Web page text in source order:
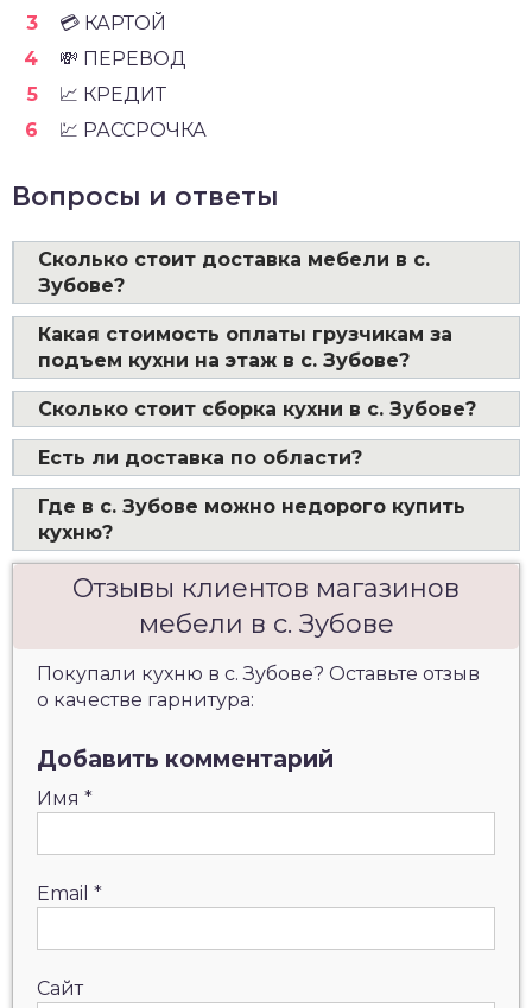
💳 КАРТОЙ
💸 ПЕРЕВОД
📈 КРЕДИТ
💹 РАССРОЧКА
Вопросы и ответы
Сколько стоит доставка мебели в с.
Зубове?
Какая стоимость оплаты грузчикам за
подъем кухни на этаж в с. Зубове?
Сколько стоит сборка кухни в с. Зубове?
Есть ли доставка по области?
Где в с. Зубове можно недорого купить
кухню?
Отзывы клиентов магазинов
мебели в с. Зубове
Покупали кухню в с. Зубове? Оставьте отзыв
о качестве гарнитура:
Добавить комментарий
Имя *
Email *
Сайт